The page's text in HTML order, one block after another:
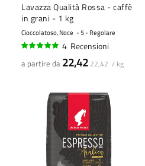
Lavazza Qualità Rossa - caffè
in grani - 1 kg
Cioccolatoso, Noce 5 - Regolare
4 Recensioni
a partire da 22,42 22,42 / kg